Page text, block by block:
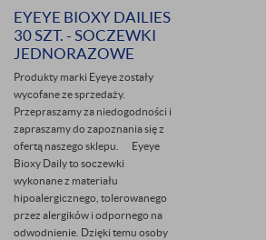
EYEYE BIOXY DAILIES
30 SZT. - SOCZEWKI
JEDNORAZOWE
Produkty marki Eyeye zostały
wycofane ze sprzedaży.
Przepraszamy za niedogodności i
zapraszamy do zapoznania się z
ofertą naszego sklepu. Eyeye
Bioxy Daily to soczewki
wykonane z materiału
hipoalergicznego, tolerowanego
przez alergików i odpornego na
odwodnienie. Dzięki temu osoby